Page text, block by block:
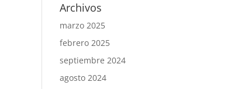
Archivos
marzo 2025
febrero 2025
septiembre 2024
agosto 2024